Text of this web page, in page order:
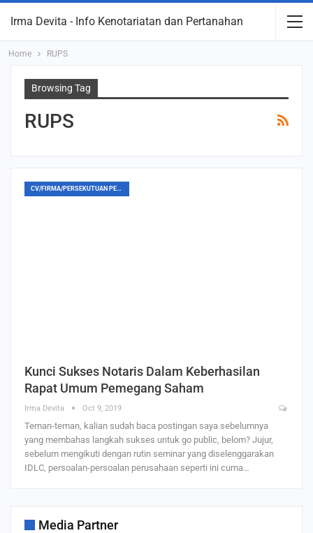
Irma Devita - Info Kenotariatan dan Pertanahan
Home RUPS
Browsing Tag
RUPS
CV/FIRMA/PERSEKUTUAN PERDATA
Kunci Sukses Notaris Dalam Keberhasilan
Rapat Umum Pemegang Saham
Irma Devita Oct 9, 2019
Teman-teman, kalian sudah baca postingan saya sebelumnya
yang membahas langkah sukses untuk go public, belom? Jujur,
sebelum mengikuti dengan rutin seminar yang diselenggarakan
IDLC, persoalan-persoalan perusahaan seperti ini cuma…
Media Partner